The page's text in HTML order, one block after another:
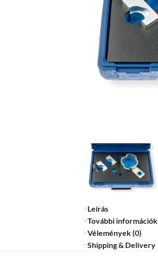
Leírás
További információk
Vélemények (0)
Shipping & Delivery